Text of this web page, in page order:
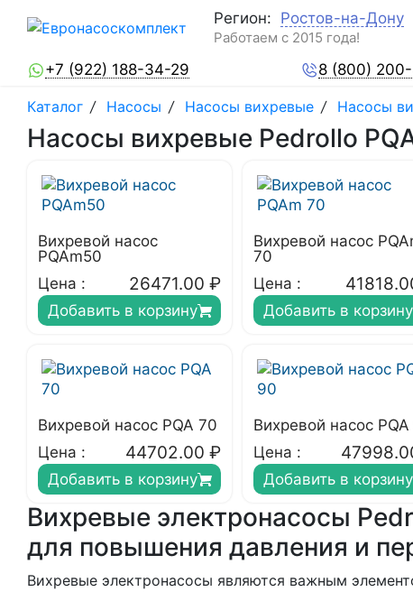
Регион: Ростов-на-Дону
Работаем с 2015 года!
+7 (922) 188-34-29 8 (800)
Каталог / Насосы / Насосы вихревые / Насосы
Насосы вихревые Pedrollo
Вихревой насос
PQAm50
Цена :
26471.00 ₽
Добавить в корзину
Вихревой насос
70
Цена :
Добавить в корзину
Вихревой насос PQA 70
Цена :
44702.00 ₽
Добавить в корзину
Вихревой насос
Цена :
Добавить в корзину
Вихревые электронасосы
для повышения давления и
Вихревые электронасосы являются важным